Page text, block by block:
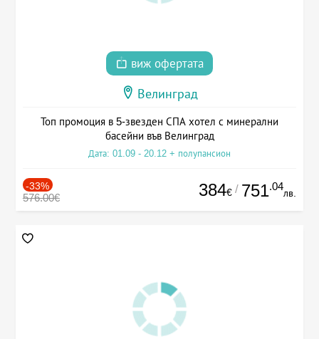
виж офертата
Велинград
Топ промоция в 5-звезден СПА хотел с минерални
басейни във Велинград
Дата: 01.09 - 20.12 + полупансион
-33%
576.00€ 384€ / 751.04
лв.